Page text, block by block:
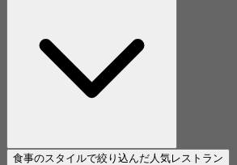
食事のスタイルで絞り込んだ人気レストラン